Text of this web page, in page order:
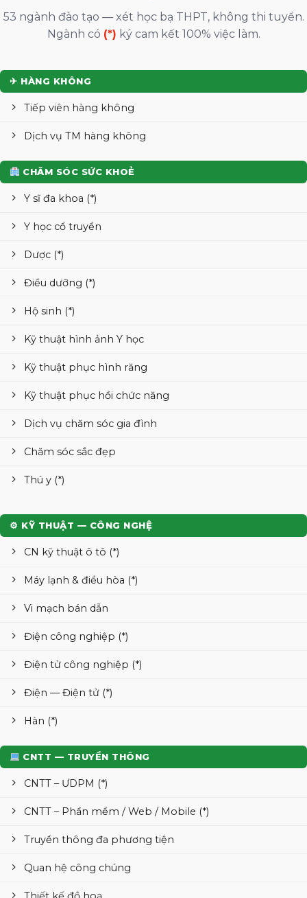
53 ngành đào tạo — xét học bạ THPT, không thi tuyển.
Ngành có (*) ký cam kết 100% việc làm.
✈ HÀNG KHÔNG
Tiếp viên hàng không
Dịch vụ TM hàng không
CHĂM SÓC SỨC KHOẺ
Y sĩ đa khoa (*)
Y học cổ truyền
Dược (*)
Điều dưỡng (*)
Hộ sinh (*)
Kỹ thuật hình ảnh Y học
Kỹ thuật phục hình răng
Kỹ thuật phục hồi chức năng
Dịch vụ chăm sóc gia đình
Chăm sóc sắc đẹp
Thú y (*)
⚙ KỸ THUẬT — CÔNG NGHỆ
CN kỹ thuật ô tô (*)
Máy lạnh & điều hòa (*)
Vi mạch bán dẫn
Điện công nghiệp (*)
Điện tử công nghiệp (*)
Điện — Điện tử (*)
Hàn (*)
CNTT — TRUYỀN THÔNG
CNTT – ƯDPM (*)
CNTT – Phần mềm / Web / Mobile (*)
Truyền thông đa phương tiện
Quan hệ công chúng